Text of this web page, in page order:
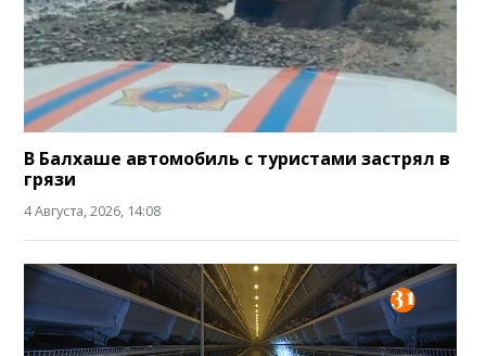
В Балхаше автомобиль с туристами застрял в
грязи
4 Августа, 2026, 14:08